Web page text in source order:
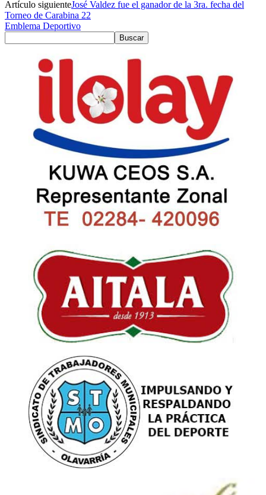
Artículo siguienteJosé Valdez fue el ganador de la 3ra. fecha del
Torneo de Carabina 22
Emblema Deportivo